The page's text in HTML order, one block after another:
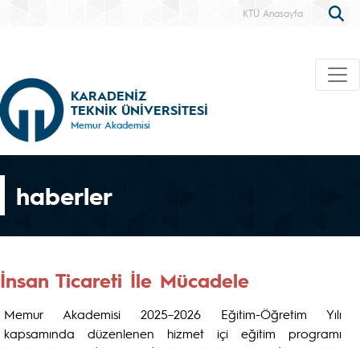
KTÜ Anasayfa
KARADENİZ
TEKNİK ÜNİVERSİTESİ
Memur Akademisi
haberler
İnsan Ticareti İle Mücadele
Memur Akademisi 2025–2026 Eğitim-Öğretim Yılı
kapsamında düzenlenen hizmet içi eğitim programı